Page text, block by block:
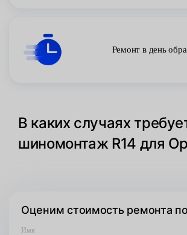
Ремонт в день
В каких случаях
шиномонтаж R14 для
Оценим стоимость ремонта
Имя